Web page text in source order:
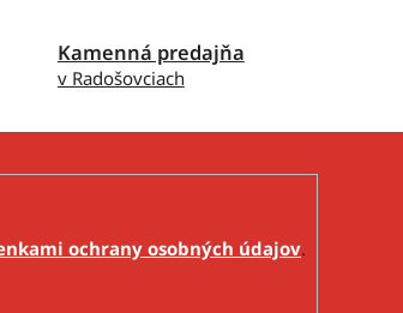
Kamenná predajňa
v Radošovciach
ochrany osobných údajov.